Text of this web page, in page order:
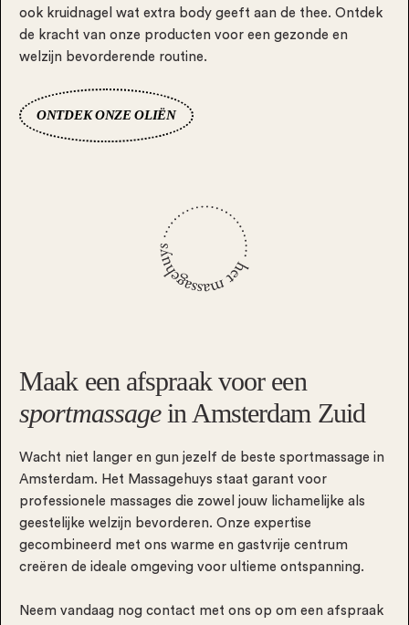
ook kruidnagel wat extra body geeft aan de thee. Ontdek
de kracht van onze producten voor een gezonde en
welzijn bevorderende routine.
ONTDEK ONZE OLIËN
Maak een afspraak voor een
sportmassage in Amsterdam Zuid
Wacht niet langer en gun jezelf de beste sportmassage in
Amsterdam. Het Massagehuys staat garant voor
professionele massages die zowel jouw lichamelijke als
geestelijke welzijn bevorderen. Onze expertise
gecombineerd met ons warme en gastvrije centrum
creëren de ideale omgeving voor ultieme ontspanning.
Neem vandaag nog contact met ons op om een afspraak